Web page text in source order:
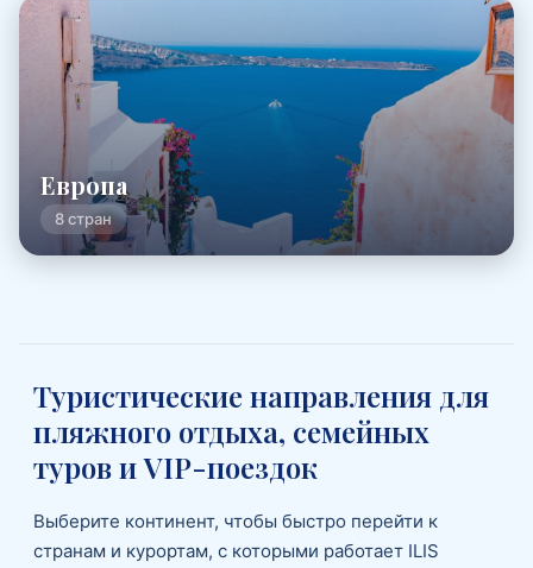
Европа
8 стран
Туристические направления для
пляжного отдыха, семейных
туров и VIP-поездок
Выберите континент, чтобы быстро перейти к
странам и курортам, с которыми работает ILIS